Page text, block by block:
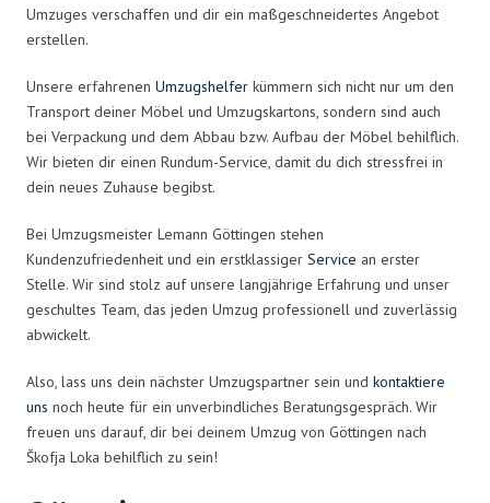
Umzuges verschaffen und dir ein maßgeschneidertes Angebot
erstellen.
Unsere erfahrenen Umzugshelfer kümmern sich nicht nur um den
Transport deiner Möbel und Umzugskartons, sondern sind auch
bei Verpackung und dem Abbau bzw. Aufbau der Möbel behilflich.
Wir bieten dir einen Rundum-Service, damit du dich stressfrei in
dein neues Zuhause begibst.
Bei Umzugsmeister Lemann Göttingen stehen
Kundenzufriedenheit und ein erstklassiger Service an erster
Stelle. Wir sind stolz auf unsere langjährige Erfahrung und unser
geschultes Team, das jeden Umzug professionell und zuverlässig
abwickelt.
Also, lass uns dein nächster Umzugspartner sein und kontaktiere
uns noch heute für ein unverbindliches Beratungsgespräch. Wir
freuen uns darauf, dir bei deinem Umzug von Göttingen nach
Škofja Loka behilflich zu sein!